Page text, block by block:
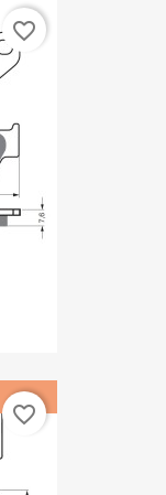
favorite_border
favorite_border